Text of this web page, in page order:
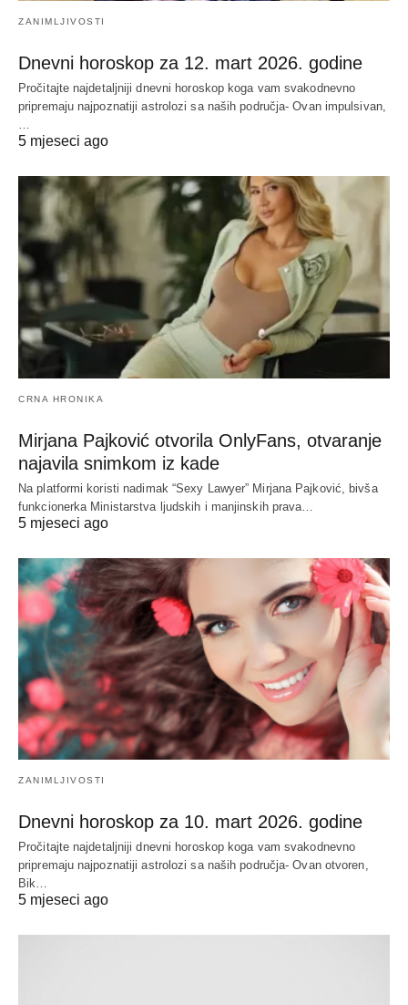
ZANIMLJIVOSTI
Dnevni horoskop za 12. mart 2026. godine
Pročitajte najdetaljniji dnevni horoskop koga vam svakodnevno
pripremaju najpoznatiji astrolozi sa naših područja- Ovan impulsivan,
5 mjeseci ago
CRNA HRONIKA
Mirjana Pajković otvorila OnlyFans, otvaranje
najavila snimkom iz kade
Na platformi koristi nadimak “Sexy Lawyer” Mirjana Pajković, bivša
funkcionerka Ministarstva ljudskih i manjinskih prava…
5 mjeseci ago
ZANIMLJIVOSTI
Dnevni horoskop za 10. mart 2026. godine
Pročitajte najdetaljniji dnevni horoskop koga vam svakodnevno
pripremaju najpoznatiji astrolozi sa naših područja- Ovan otvoren,
Bik…
5 mjeseci ago